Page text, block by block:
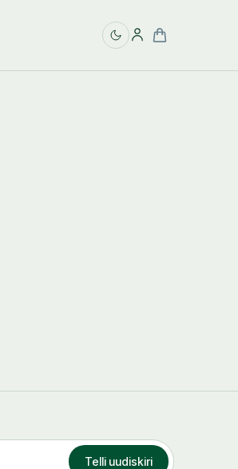
Telli uudiskiri